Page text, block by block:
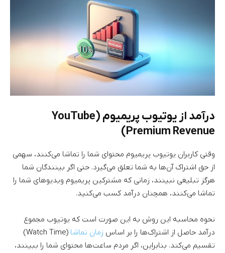
درآمد از یوتیوب پریمیوم (YouTube
Premium Revenue)
وقتی کاربران یوتیوب پریمیوم محتوای شما را تماشا می‌کنند، سهمی
از حق اشتراک آن‌ها به شما تعلق می‌گیرد. حتی اگر بینندگان شما
هرگز تبلیغی نبینند، زمانی که مشترکین پریمیوم ویدیوهای شما را
تماشا می‌کنند، همچنان درآمد کسب می‌کنید.
نحوه محاسبه این روش به این صورت است که یوتیوب مجموع
درآمد حاصل از اشتراک‌ها را بر اساس زمان تماشا
(Watch Time)
تقسیم می‌کند. بنابراین، اگر مردم ساعت‌ها محتوای شما را ببینند،